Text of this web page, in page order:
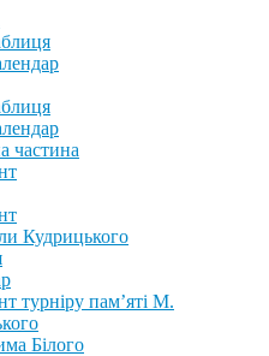
частина
Кудрицького
турніру пам’яті М.
Білого